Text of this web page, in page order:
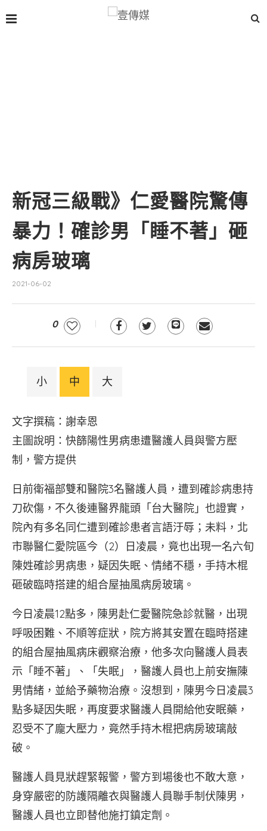
新冠三級戰》仁愛醫院驚傳
暴力！確診男「睡不著」砸
病房玻璃
2021-06-02
0
小 中 大
文字撰稿：謝幸恩
主圖說明：快篩陽性男病患遭醫護人員與警方壓
制，警方提供
日前衛福部雙和醫院3名醫護人員，遭到確診病患持
刀砍傷，不久後連醫界龍頭「台大醫院」也證實，
院內有多名同仁遭到確診患者言語汙辱；未料，北
市聯醫仁愛院區今（2）日凌晨，竟也出現一名六旬
陳姓確診男病患，疑因失眠、情緒不穩，手持木棍
砸破臨時搭建的組合屋抽風病房玻璃。
今日凌晨12點多，陳男赴仁愛醫院急診就醫，出現
呼吸困難、不順等症狀，院方將其安置在臨時搭建
的組合屋抽風病床觀察治療，他多次向醫護人員表
示「睡不著」、「失眠」，醫護人員也上前安撫陳
男情緒，並給予藥物治療。沒想到，陳男今日凌晨3
點多疑因失眠，再度要求醫護人員開給他安眠藥，
忍受不了龐大壓力，竟然手持木棍把病房玻璃敲
破。
醫護人員見狀趕緊報警，警方到場後也不敢大意，
身穿嚴密的防護隔離衣與醫護人員聯手制伏陳男，
醫護人員也立即替他施打鎮定劑。